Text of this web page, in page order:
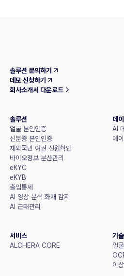
솔루션 문의하기
데모 신청하기
회사소개서 다운로드
솔루션
얼굴 본인인증
신분증 본인인증
재외국민 여권 신원확인
바이오정보 분산관리
eKYC
eKYB
출입통제
AI 영상 분석 화재 감지
AI 근태관리
데
AI
데
서비스
ALCHERA CORE
기술
얼
이